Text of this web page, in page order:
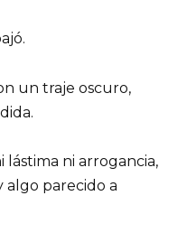
un traje oscuro,
lástima ni arrogancia,
algo parecido a